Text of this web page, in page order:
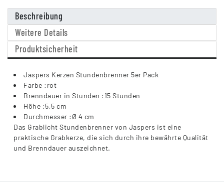
Beschreibung
Weitere Details
Produktsicherheit
Jaspers Kerzen Stundenbrenner 5er Pack
Farbe :rot
Brenndauer in Stunden :15 Stunden
Höhe :5,5 cm
Durchmesser :Ø 4 cm
Das Grablicht Stundenbrenner von Jaspers ist eine
praktische Grabkerze, die sich durch ihre bewährte Qualität
und Brenndauer auszeichnet.